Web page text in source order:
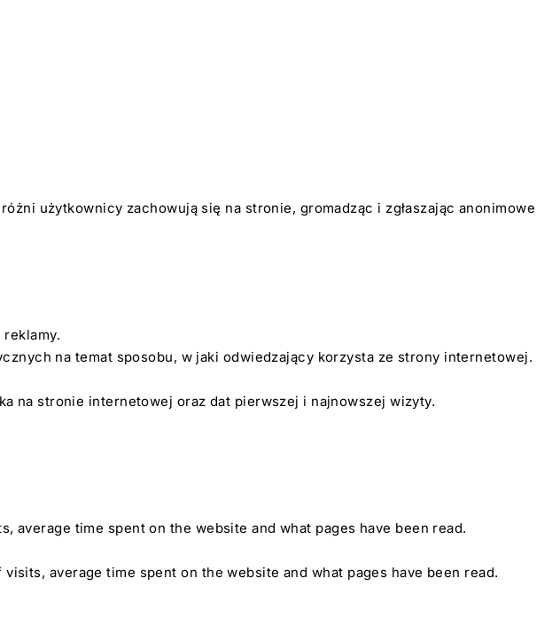
użytkownicy zachowują się na stronie, gromadząc i zgłaszając anonimowe
na temat sposobu, w jaki odwiedzający korzysta ze strony internetowej.
na stronie internetowej oraz dat pierwszej i najnowszej wizyty.
time spent on the website and what pages have been read.
average time spent on the website and what pages have been read.